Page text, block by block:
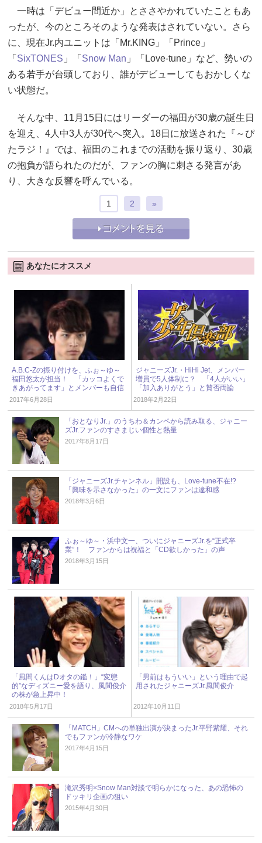
一時は「デビュー間近か」とささやかれていたこともあ
ったが、今のところそのような発表はされていない。さら
に、現在Jr.内ユニットは「Mr.KING」「Prince」
「 SixTONES 」「 Snow Man 」「Love-tune」など、勢いの
ある若手が台頭しており、誰がデビューしてもおかしくな
い状態だ。
そんな中、11月15日にはリーダーの福田が30歳の誕生日
を迎え、4人中3人が30代へ突入。18日に放送された『～ぴ
たラジ！』では、福田のこれまでの活動を振り返り、30歳
の抱負が語られたのだが、ファンの胸に刺さる発言があ
り、大きな反響を呼んでいる。
1 2 »
あなたにオススメ
A.B.C-Zの振り付けを、ふぉ～ゆ～
福田悠太が担当！ 「カッコよくで
きあがってます」とメンバーも自信
たっぷり
2017年6月28日
ジャニーズJr.・HiHi Jet、メンバー
増員で5人体制に？ 「4人がいい」
「加入ありがとう」と賛否両論
2018年2月22日
「おとなりJr.」のうちわ＆カンペから読み取る、ジャニー
ズJr.ファンのすさまじい個性と熱量
2017年8月17日
「ジャニーズJr.チャンネル」開設も、Love-tune不在!?
「興味を示さなかった」の一文にファンは違和感
2018年3月6日
ふぉ～ゆ～・浜中文一、ついにジャニーズJr.を“正式卒
業”！ ファンからは祝福と「CD欲しかった」の声
2018年3月15日
「風間くんはDオタの鑑！」“変態
的”なディズニー愛を語り、風間俊介
の株が急上昇中！
2018年5月17日
「男前はもういい」という理由で起
用されたジャニーズJr.風間俊介
2012年10月11日
「MATCH」CMへの単独出演が決まったJr.平野紫耀、それ
でもファンが冷静なワケ
2017年4月15日
滝沢秀明×Snow Man対談で明らかになった、あの恐怖の
ドッキリ企画の狙い
2015年4月30日